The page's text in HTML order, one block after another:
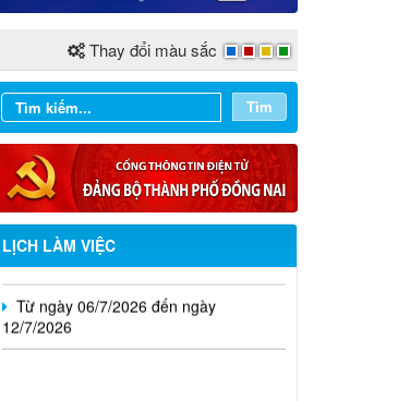
Thay đổi màu sắc
Tìm
LỊCH LÀM VIỆC
Từ ngày 03/8/2026 đến ngày
Từ ngày 27/7/2026 đến ngày
02/8/2026
Từ ngày 20/7/2026 đến ngày
26/7/2026
Từ ngày 13/7/2026 đến ngày
18/7/2026
Từ ngày 06/7/2026 đến ngày
12/7/2026